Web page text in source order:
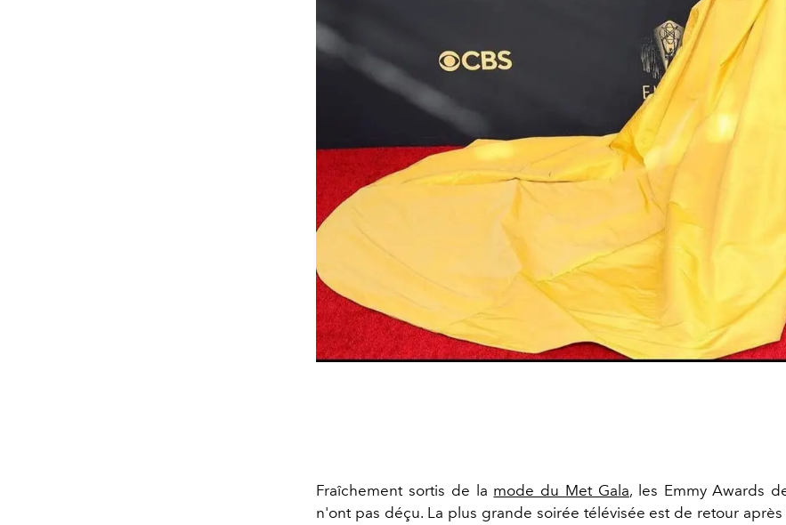
Fraîchement sortis de la mode du Met Gala, les Emmy Awards
n'ont pas déçu. La plus grande soirée télévisée est de retour